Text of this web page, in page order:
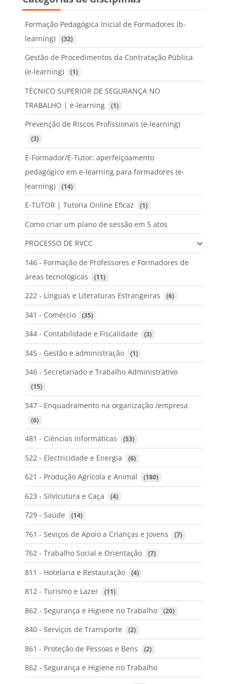
Formação Pedagógica Inicial de Formadores (b-
learning)
(32)
Gestão de Procedimentos da Contratação Pública
(e-learning)
(1)
TÉCNICO SUPERIOR DE SEGURANÇA NO
TRABALHO | e-learning
(1)
Prevenção de Riscos Profissionais (e-learning)
(3)
E-Formador/E-Tutor: aperfeiçoamento
pedagógico em e-learning para formadores (e-
learning)
(14)
E-TUTOR | Tutoria Online Eficaz (1)
Como criar um plano de sessão em 5 atos
PROCESSO DE RVCC
146 - Formação de Professores e Formadores de
áreas tecnológicas
(11)
222 - Línguas e Literaturas Estrangeiras (6)
341 - Comércio (35)
344 - Contabilidade e Fiscalidade (3)
345 - Gestão e administração (1)
346 - Secretariado e Trabalho Administrativo
(15)
347 - Enquadramento na organização /empresa
(6)
481 - Ciências Informáticas (53)
522 - Electricidade e Energia (6)
621 - Produção Agrícola e Animal (180)
623 - Silvicutura e Caça (4)
729 - Saúde (14)
761 - Seviços de Apoio a Crianças e Jovens (7)
762 - Trabalho Social e Orientação (7)
811 - Hotelaria e Restauração (4)
812 - Turismo e Lazer (11)
862 - Segurança e Higiene no Trabalho (20)
840 - Serviços de Transporte (2)
861 - Proteção de Pessoas e Bens (2)
862 - Segurança e Higiene no Trabalho